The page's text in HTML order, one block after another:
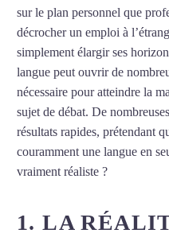
sur le plan personnel que
décrocher un emploi à
simplement élargir ses
langue peut ouvrir de
nécessaire pour atteindre la
sujet de débat. De
résultats rapides, prétendant
couramment une langue en
vraiment réaliste ?
1. LA